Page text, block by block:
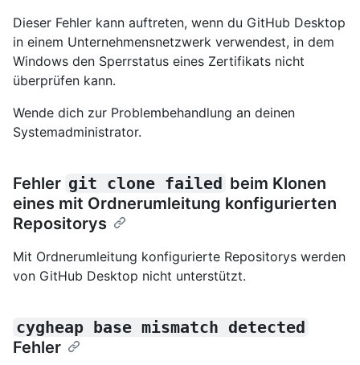
Dieser Fehler kann auftreten, wenn du GitHub Desktop
in einem Unternehmensnetzwerk verwendest, in dem
Windows den Sperrstatus eines Zertifikats nicht
überprüfen kann.
Wende dich zur Problembehandlung an deinen
Systemadministrator.
Fehler git clone failed beim Klonen
eines mit Ordnerumleitung konfigurierten
Repositorys
Mit Ordnerumleitung konfigurierte Repositorys werden
von GitHub Desktop nicht unterstützt.
cygheap base mismatch detected
Fehler